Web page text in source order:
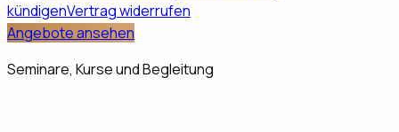
kündigenVertrag widerrufen
Angebote ansehen
Seminare, Kurse und Begleitung